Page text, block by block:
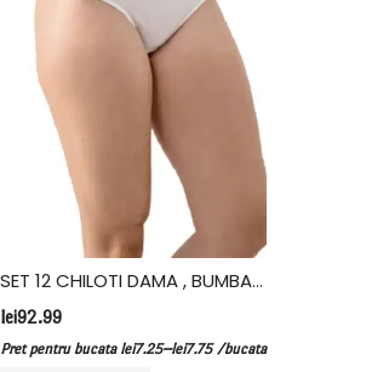
SET 12 CHILOTI DAMA , BUMBAC, FIDAN, ALB
lei92.99
Pret pentru bucata lei7.25–lei7.75 /bucata